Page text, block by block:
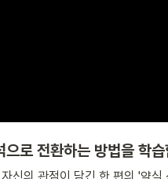
로 전환하는 방법을 학